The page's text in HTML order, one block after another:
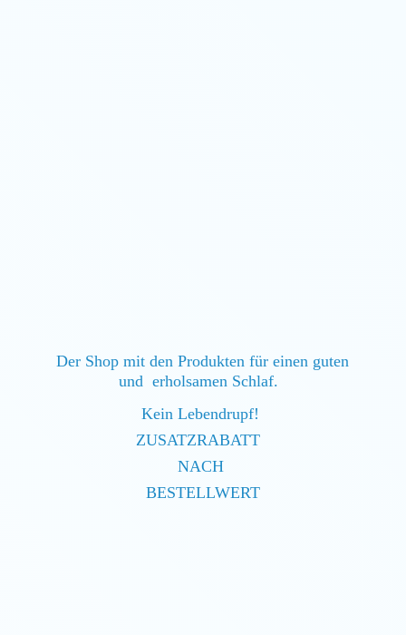
Der Shop mit den Produkten für einen guten
und erholsamen Schlaf.
Kein Lebendrupf!
ZUSATZRABATT
NACH
BESTELLWERT